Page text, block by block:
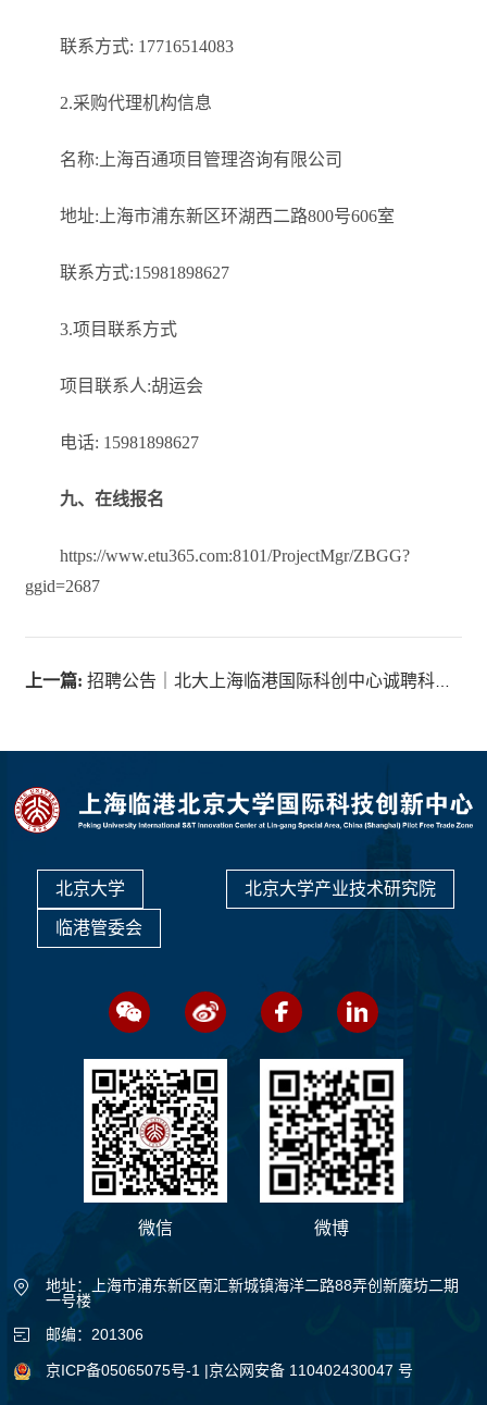
联系方式: 17716514083
2.采购代理机构信息
名称:上海百通项目管理咨询有限公司
地址:上海市浦东新区环湖西二路800号606室
联系方式:15981898627
3.项目联系方式
项目联系人:胡运会
电话: 15981898627
九、在线报名
https://www.etu365.com:8101/ProjectMgr/ZBGG?
ggid=2687
上一篇: 招聘公告｜北大上海临港国际科创中心诚聘科技发展部主管、研发工程师、医疗器械注册师
北京大学 北京大学产业技术研究院
临港管委会
微信 微博
地址：上海市浦东新区南汇新城镇海洋二路88弄创新魔坊二期
一号楼
邮编：201306
京ICP备05065075号-1 |京公网安备 110402430047 号